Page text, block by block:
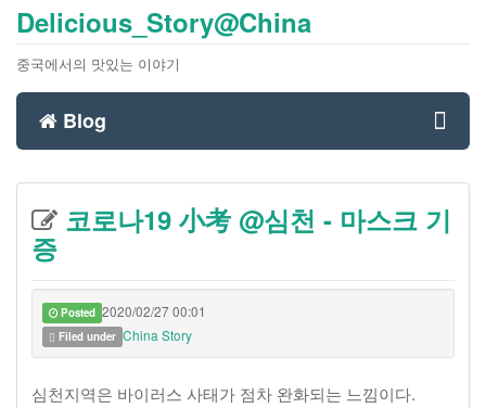
Delicious_Story@China
중국에서의 맛있는 이야기
Blog
코로나19 小考 @심천 - 마스크 기
증
Posted 2020/02/27 00:01
Filed under China Story
심천지역은 바이러스 사태가 점차 완화되는 느낌이다.